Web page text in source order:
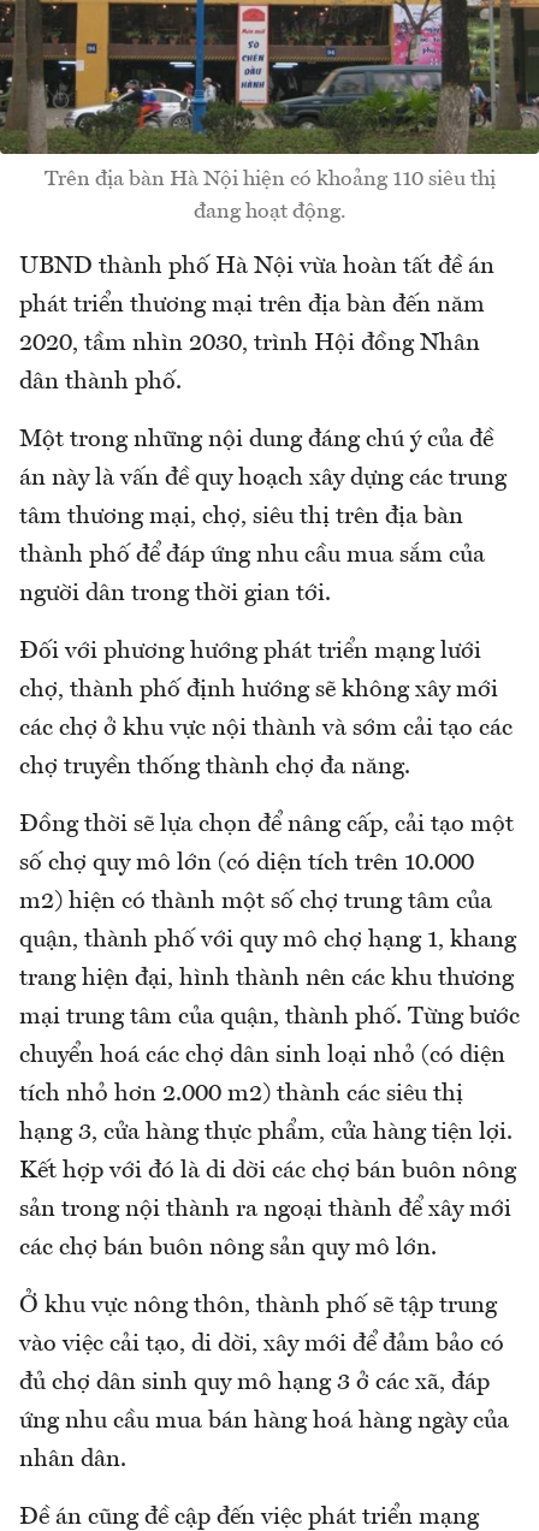
Trên địa bàn Hà Nội hiện có khoảng 110 siêu thị
đang hoạt động.
UBND thành phố Hà Nội vừa hoàn tất đề án
phát triển thương mại trên địa bàn đến năm
2020, tầm nhìn 2030, trình Hội đồng Nhân
dân thành phố.
Một trong những nội dung đáng chú ý của đề
án này là vấn đề quy hoạch xây dựng các trung
tâm thương mại, chợ, siêu thị trên địa bàn
thành phố để đáp ứng nhu cầu mua sắm của
người dân trong thời gian tới.
Đối với phương hướng phát triển mạng lưới
chợ, thành phố định hướng sẽ không xây mới
các chợ ở khu vực nội thành và sớm cải tạo các
chợ truyền thống thành chợ đa năng.
Đồng thời sẽ lựa chọn để nâng cấp, cải tạo một
số chợ quy mô lớn (có diện tích trên 10.000
m2) hiện có thành một số chợ trung tâm của
quận, thành phố với quy mô chợ hạng 1, khang
trang hiện đại, hình thành nên các khu thương
mại trung tâm của quận, thành phố. Từng bước
chuyển hoá các chợ dân sinh loại nhỏ (có diện
tích nhỏ hơn 2.000 m2) thành các siêu thị
hạng 3, cửa hàng thực phẩm, cửa hàng tiện lợi.
Kết hợp với đó là di dời các chợ bán buôn nông
sản trong nội thành ra ngoại thành để xây mới
các chợ bán buôn nông sản quy mô lớn.
Ở khu vực nông thôn, thành phố sẽ tập trung
vào việc cải tạo, di dời, xây mới để đảm bảo có
đủ chợ dân sinh quy mô hạng 3 ở các xã, đáp
ứng nhu cầu mua bán hàng hoá hàng ngày của
nhân dân.
Đề án cũng đề cập đến việc phát triển mạng